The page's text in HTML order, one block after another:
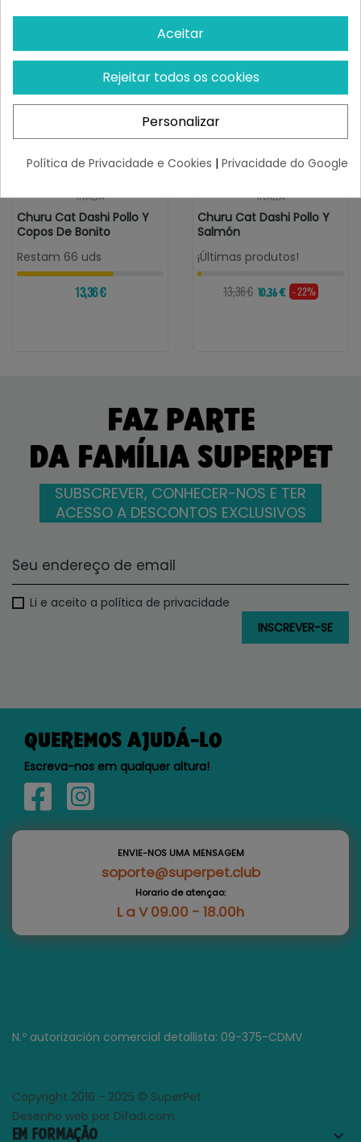
INABA
Churu Cat Dashi Pollo Y
Copos De Bonito
Restam 66 uds
13,36 €
INABA
Churu Cat Dashi Pollo Y
Salmón
¡Últimas produtos!
13,36 € 10,36 € - 22%
FAZ PARTE
DA FAMÍLIA SUPERPET
SUBSCREVER, CONHECER-NOS E TER
ACESSO A DESCONTOS EXCLUSIVOS
Li e aceito a política de privacidade
QUEREMOS AJUDÁ-LO
Escreva-nos em qualquer altura!
ENVIE-NOS UMA MENSAGEM
soporte@superpet.club
Horario de atençao:
L a V 09.00 - 18.00h
N.º autorización comercial detallista: 09-375-CDMV
Copyright 2016 - 2025 © SuperPet
Desenho web por Difadi.com
EM FORMAÇÃO keyboard_arrow_down
Aceitar
Rejeitar todos os cookies
Personalizar
Política de Privacidade e Cookies | Privacidade do Google